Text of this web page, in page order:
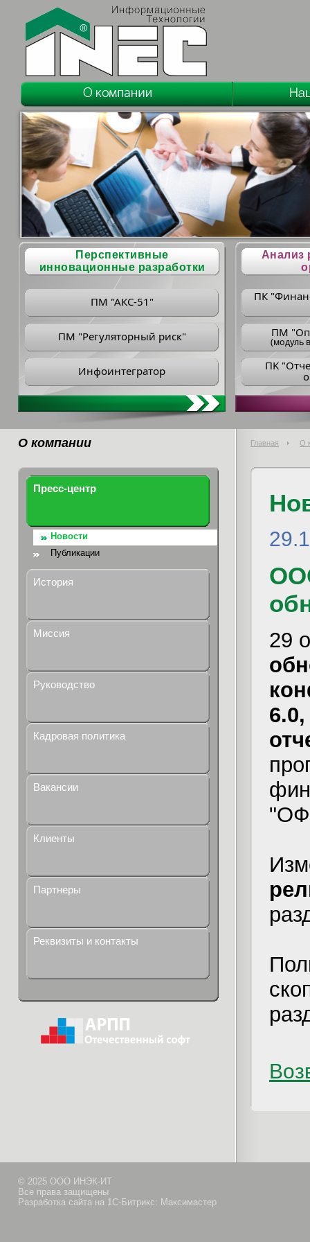
Перспективные
инновационные разработки
ПМ "АКС-51"
ПМ "Регуляторный риск"
Инфоинтегратор
Анализ
ПК
ПM
(модуль
ПK
О компании Главная О
Пресс-центр
Новости
Публикации
История
Миссия
Руководство
Кадровая политика
Вакансии
Клиенты
Партнеры
Реквизиты и контакты
29
© 2025 ООО ИНЭК-ИТ
Все права защищены
Разработка сайта на 1С-Битрикс: Максимастер